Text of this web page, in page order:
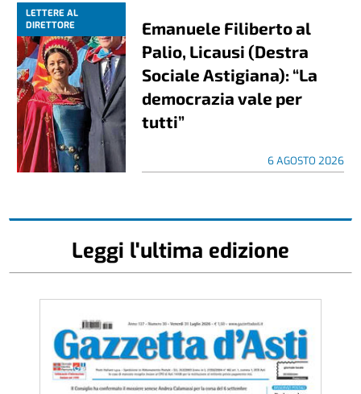
LETTERE AL
DIRETTORE
Emanuele Filiberto al
Palio, Licausi (Destra
Sociale Astigiana): “La
democrazia vale per
tutti”
6 AGOSTO 2026
Leggi l'ultima edizione